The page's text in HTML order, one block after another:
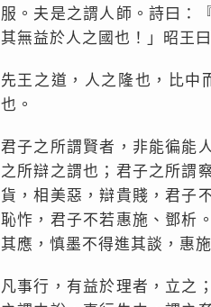
服。夫是之謂人師。詩曰：
其無益於人之國也！」昭王曰
先王之道，人之隆也，比中
也。
君子之所謂賢者，非能徧能
之所辯之謂也；君子之所謂
貨，相美惡，辯貴賤，君子
恥怍，君子不若惠施、鄧析
其應，慎墨不得進其談，惠
凡事行，有益於理者，立之